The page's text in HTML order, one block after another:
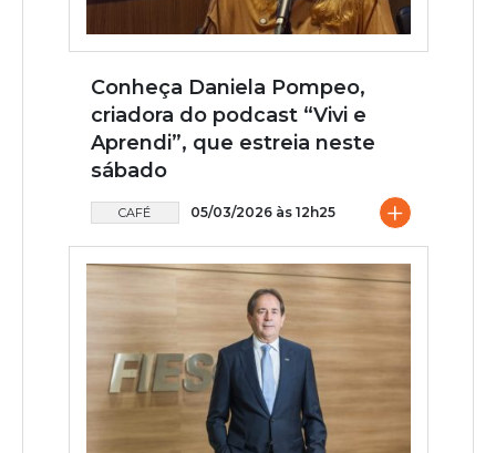
Conheça Daniela Pompeo,
criadora do podcast “Vivi e
Aprendi”, que estreia neste
sábado
CAFÉ 05/03/2026 às 12h25 +